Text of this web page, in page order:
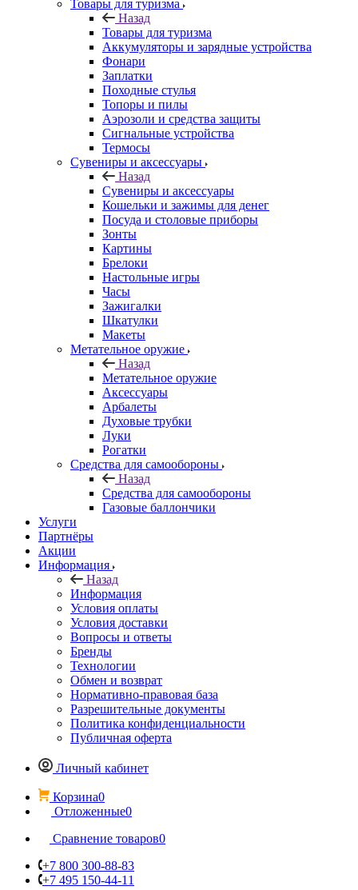
Товары для туризма
Назад
Товары для туризма
Аккумуляторы и зарядные устройства
Фонари
Заплатки
Походные стулья
Топоры и пилы
Аэрозоли и средства защиты
Сигнальные устройства
Термосы
Сувениры и аксессуары
Назад
Сувениры и аксессуары
Кошельки и зажимы для денег
Посуда и столовые приборы
Зонты
Картины
Брелоки
Настольные игры
Часы
Зажигалки
Шкатулки
Макеты
Метательное оружие
Назад
Метательное оружие
Аксессуары
Арбалеты
Духовые трубки
Луки
Рогатки
Средства для самообороны
Назад
Средства для самообороны
Газовые баллончики
Услуги
Партнёры
Акции
Информация
Назад
Информация
Условия оплаты
Условия доставки
Вопросы и ответы
Бренды
Технологии
Обмен и возврат
Нормативно-правовая база
Разрешительные документы
Политика конфиденциальности
Публичная оферта
Личный кабинет
Корзина0
Отложенные0
Сравнение товаров0
+7 800 300-88-83
+7 495 150-44-11